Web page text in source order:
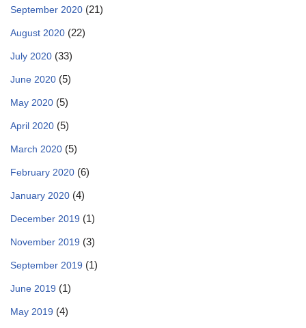
September 2020 (21)
August 2020 (22)
July 2020 (33)
June 2020 (5)
May 2020 (5)
April 2020 (5)
March 2020 (5)
February 2020 (6)
January 2020 (4)
December 2019 (1)
November 2019 (3)
September 2019 (1)
June 2019 (1)
May 2019 (4)